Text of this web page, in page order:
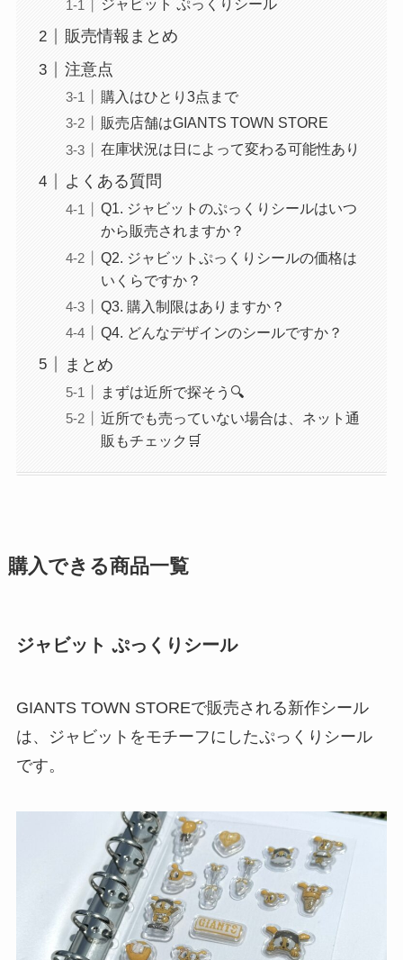
ジャビット ぷっくりシール
販売情報まとめ
注意点
購入はひとり3点まで
販売店舗はGIANTS TOWN STORE
在庫状況は日によって変わる可能性あり
よくある質問
Q1. ジャビットのぷっくりシールはいつ
から販売されますか？
Q2. ジャビットぷっくりシールの価格は
いくらですか？
Q3. 購入制限はありますか？
Q4. どんなデザインのシールですか？
まとめ
まずは近所で探そう🔍
近所でも売っていない場合は、ネット通
販もチェック🛒
購入できる商品一覧
ジャビット ぷっくりシール
GIANTS TOWN STOREで販売される新作シール
は、ジャビットをモチーフにしたぷっくりシール
です。